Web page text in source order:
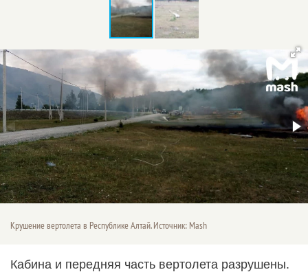
Крушение вертолета в Республике Алтай. Источник: Mash
Кабина и передняя часть вертолета разрушены.